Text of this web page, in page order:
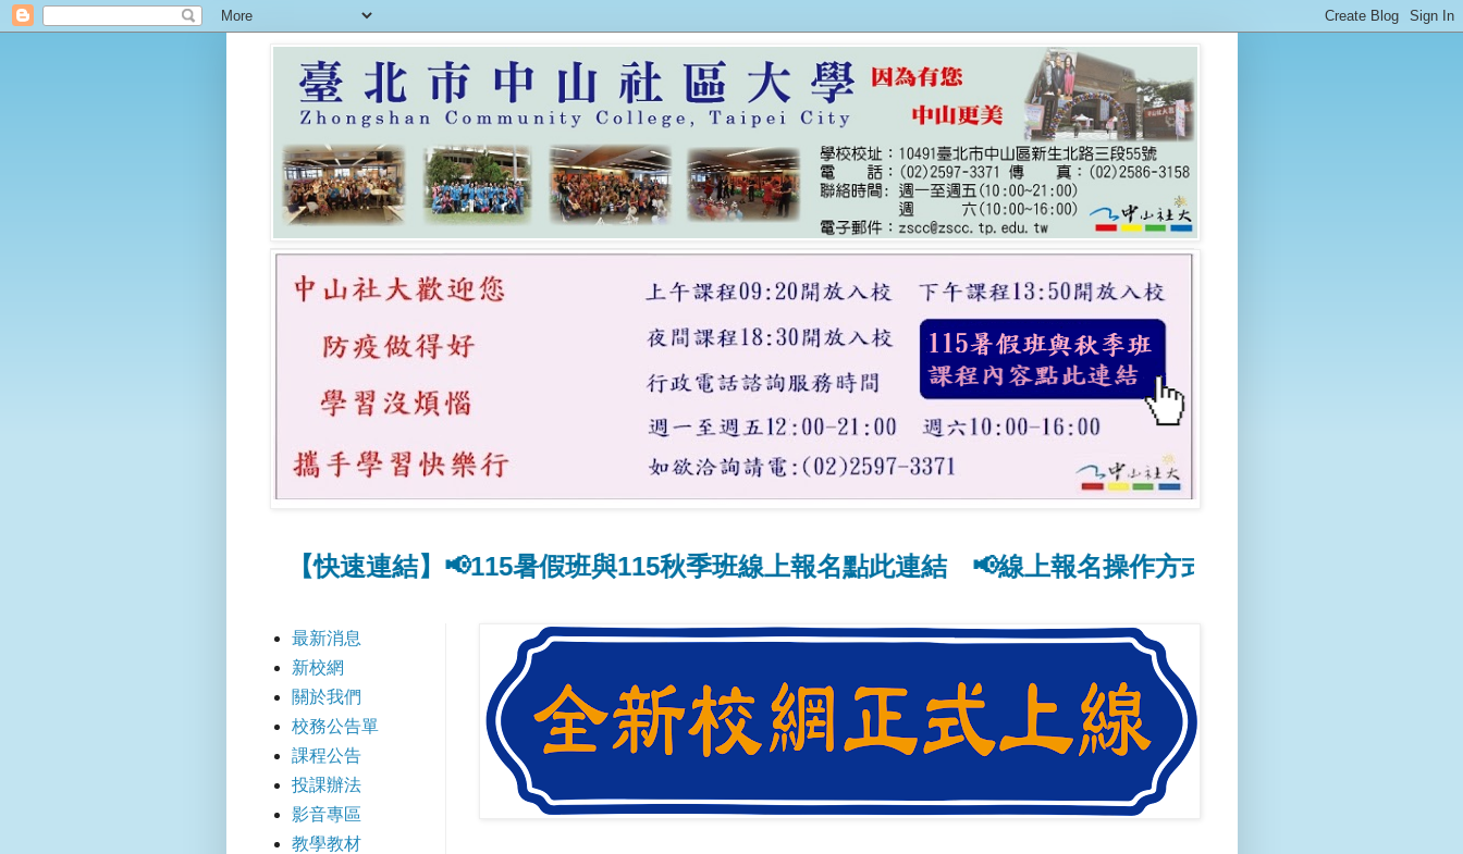
【快速連結】📢115暑假班與115秋季班線上報名點此連結 📢線上報名操作方式點此連結
最新消息
新校網
關於我們
校務公告單
課程公告
投課辦法
影音專區
教學教材